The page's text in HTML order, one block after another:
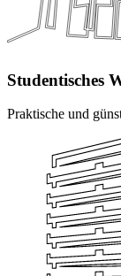
Studentisches
Praktische und